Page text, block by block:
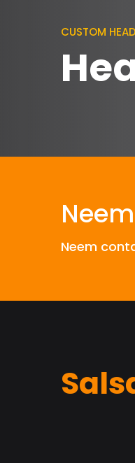
CUSTOM
Neem